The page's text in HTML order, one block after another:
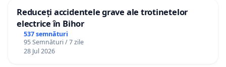
Reduceți accidentele grave ale trotinetelor
electrice în Bihor
537 semnături
95 Semnături / 7 zile
28 Jul 2026